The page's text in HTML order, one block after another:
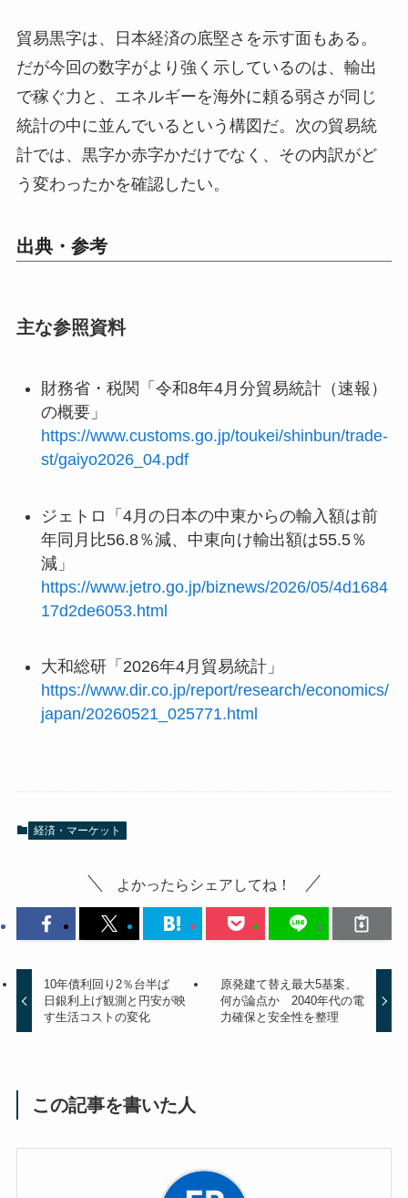
貿易黒字は、日本経済の底堅さを示す面もある。
だが今回の数字がより強く示しているのは、輸出
で稼ぐ力と、エネルギーを海外に頼る弱さが同じ
統計の中に並んでいるという構図だ。次の貿易統
計では、黒字か赤字かだけでなく、その内訳がど
う変わったかを確認したい。
出典・参考
主な参照資料
財務省・税関「令和8年4月分貿易統計（速報）
の概要」
https://www.customs.go.jp/toukei/shinbun/trade-
st/gaiyo2026_04.pdf
ジェトロ「4月の日本の中東からの輸入額は前
年同月比56.8％減、中東向け輸出額は55.5％
減」
https://www.jetro.go.jp/biznews/2026/05/4d1684
17d2de6053.html
大和総研「2026年4月貿易統計」
https://www.dir.co.jp/report/research/economics/
japan/20260521_025771.html
経済・マーケット
よかったらシェアしてね！
10年債利回り2％台半ば
日銀利上げ観測と円安が映
す生活コストの変化
原発建て替え最大5基案、
何が論点か 2040年代の電
力確保と安全性を整理
この記事を書いた人